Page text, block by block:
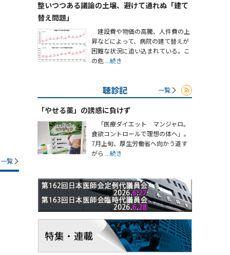
一覧
整いつつある議論の土壌、避けて通れぬ「建て
替え問題」
建設費や物価の高騰、人件費の上
昇などによって、病院の建て替えが
困難な状況に追い込まれている。こ
の危 ...続き
聴診記 一覧
「やせる薬」の誘惑に負けず
「医療ダイエット マンジャロ。
食欲コントロールで理想の体へ」。
7月上旬、厚生労働省へ向かう道す
がら ...続き